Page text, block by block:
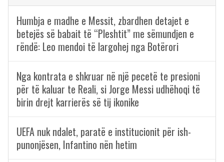
Humbja e madhe e Messit, zbardhen detajet e
betejës së babait të “Pleshtit” me sëmundjen e
rëndë: Leo mendoi të largohej nga Botërori
Nga kontrata e shkruar në një pecetë te presioni
për të kaluar te Reali, si Jorge Messi udhëhoqi të
birin drejt karrierës së tij ikonike
UEFA nuk ndalet, paratë e institucionit për ish-
punonjësen, Infantino nën hetim